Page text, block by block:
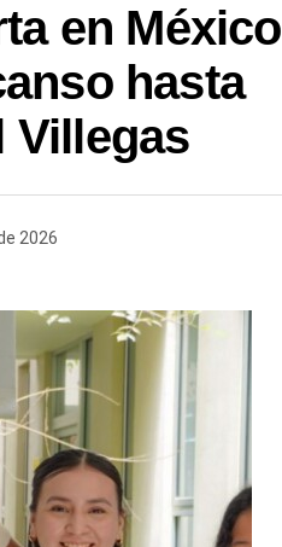
en México
hasta
Villegas
2026